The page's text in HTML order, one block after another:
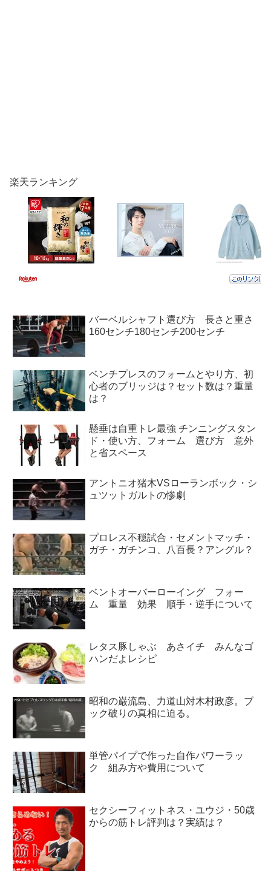
楽天ランキング
バーベルシャフト選び方 長さと重さ
160センチ180センチ200センチ
ベンチプレスのフォームとやり方、初
心者のブリッジは？セット数は？重量
は？
懸垂は自重トレ最強 チンニングスタン
ド・使い方、フォーム 選び方 意外
と省スペース
アントニオ猪木VSローランボック・シ
ュツットガルトの惨劇
プロレス不穏試合・セメントマッチ・
ガチ・ガチンコ、八百長？アングル？
ベントオーバーローイング フォー
ム 重量 効果 順手・逆手について
レタス豚しゃぶ あさイチ みんなゴ
ハンだよレシピ
昭和の巌流島、力道山対木村政彦。ブ
ック破りの真相に迫る。
単管パイプで作った自作パワーラッ
ク 組み方や費用について
セクシーフィットネス・ユウジ・50歳
からの筋トレ評判は？実績は？